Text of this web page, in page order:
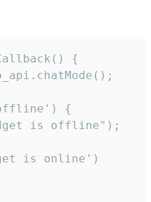
{
{
is offline");
is online')